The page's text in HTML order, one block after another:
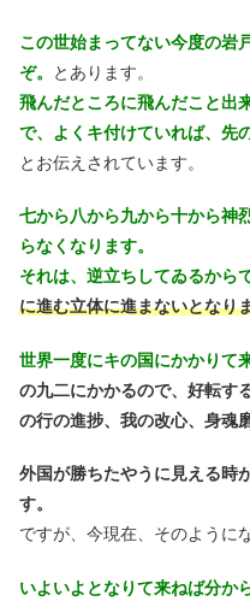
この世始まってない今度の岩
ぞ。
とあります。
飛んだところに飛んだこと出
で、よくキ付けていれば、先
とお伝えされています。
七から八から九から十から神
らなくなります。
それは、逆立ちしてゐるからで
に進む立体に進まないとなり
世界一度にキの国にかかりて
の九二にかかるので、好転す
の行の進捗、我の改心、身魂
外国が勝ちたやうに見える時
す。
ですが、今現在、そのように
いよいよとなりて来ねば分か